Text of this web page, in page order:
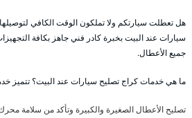
هل تعطلت سيارتكم ولا تملكون الوقت الكافي
سيارات عند البيت بخبرة كادر فني جاهز بكافة
جميع الأعطال.
ما هي خدمات كراج تصليح سيارات عند البيت؟ تتميز
تصليح الأعطال الصغيرة والكبيرة وتأكد من سلامة